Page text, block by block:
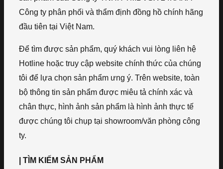
Công ty phân phối và thẩm định đồng hồ chính hãng
đầu tiên tại Việt Nam.
Để tìm được sản phẩm, quý khách vui lòng liên hệ
Hotline hoặc truy cập website chính thức của chúng
tôi để lựa chọn sản phẩm ưng ý. Trên website, toàn
bộ thông tin sản phẩm được miêu tả chính xác và
chân thực, hình ảnh sản phẩm là hình ảnh thực tế
được chúng tôi chụp tại showroom/văn phòng công
ty.
| TÌM KIẾM SẢN PHẨM